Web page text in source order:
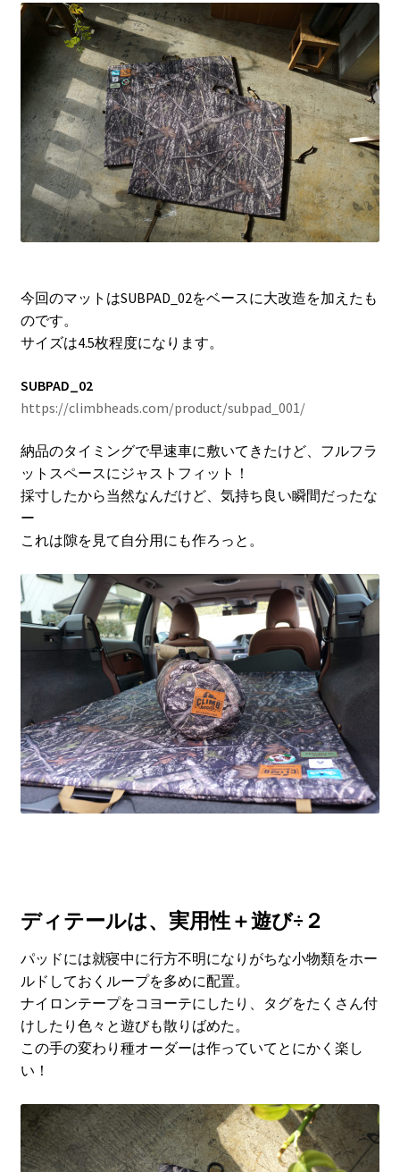
今回のマットはSUBPAD_02をベースに大改造を加えたも
のです。
サイズは4.5枚程度になります。
SUBPAD_02
https://climbheads.com/product/subpad_001/
納品のタイミングで早速車に敷いてきたけど、フルフラ
ットスペースにジャストフィット！
採寸したから当然なんだけど、気持ち良い瞬間だったな
ー
これは隙を見て自分用にも作ろっと。
ディテールは、実用性＋遊び÷２
パッドには就寝中に行方不明になりがちな小物類をホー
ルドしておくループを多めに配置。
ナイロンテープをコヨーテにしたり、タグをたくさん付
けしたり色々と遊びも散りばめた。
この手の変わり種オーダーは作っていてとにかく楽し
い！